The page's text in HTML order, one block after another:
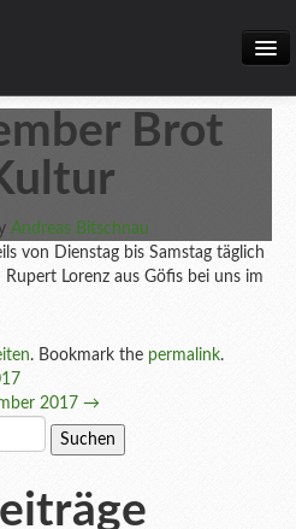
Brot
Andreas Bitschnau
von Dienstag bis Samstag täglich
Lorenz aus Göfis bei uns im
. Bookmark the permalink.
2017 →